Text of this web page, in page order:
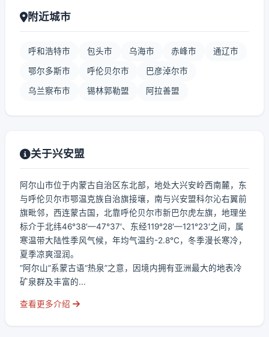
附近城市
呼和浩特市 包头市 乌海市 赤峰市 通辽市
鄂尔多斯市 呼伦贝尔市 巴彦淖尔市
乌兰察布市 锡林郭勒盟 阿拉善盟
关于兴安盟
阿尔山市位于内蒙古自治区东北部，地处大兴安岭西南麓，东
与呼伦贝尔市鄂温克族自治旗接壤，南与兴安盟科尔沁右翼前
旗毗邻，西连蒙古国，北靠呼伦贝尔市新巴尔虎左旗，地理坐
标介于北纬46°38′—47°37′、东经119°28′—121°23′之间，属
寒温带大陆性季风气候，年均气温约-2.8℃，冬季漫长寒冷，
夏季凉爽湿润。
“阿尔山”系蒙古语“热泉”之意，因境内拥有亚洲最大的地表冷
矿泉群及丰富的...
查看更多介绍